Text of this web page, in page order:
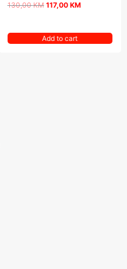
130,00KM 117,00 KM
Add to cart